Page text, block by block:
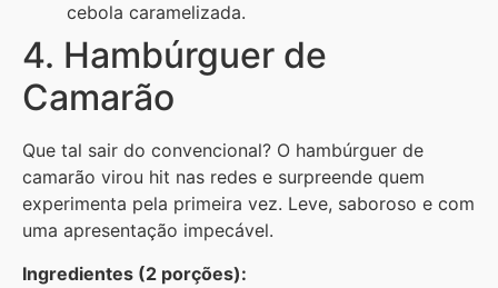
cebola caramelizada.
4. Hambúrguer de
Camarão
Que tal sair do convencional? O hambúrguer de
camarão virou hit nas redes e surpreende quem
experimenta pela primeira vez. Leve, saboroso e com
uma apresentação impecável.
Ingredientes (2 porções):